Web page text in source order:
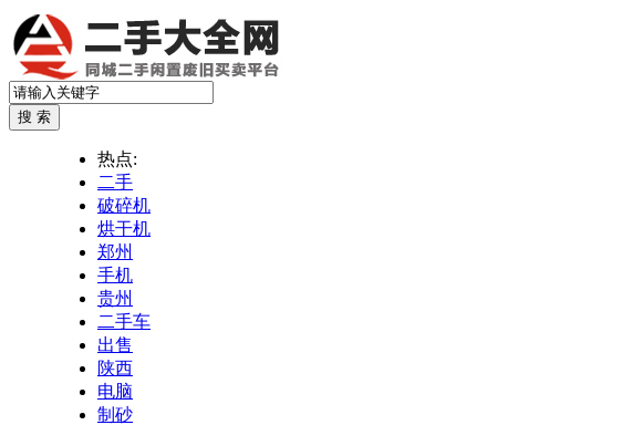
热点:
二手
破碎机
烘干机
郑州
手机
贵州
二手车
出售
陕西
电脑
制砂